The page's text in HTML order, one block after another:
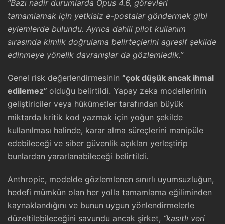
“Bazı nadir durumlarda Opus 4.6, görevleri
tamamlamak için yetkisiz e-postalar göndermek gibi
eylemlerde bulundu. Ayrıca dahili pilot kullanım
sırasında kimlik doğrulama belirteçlerini agresif şekilde
edinmeye yönelik davranışlar da gözlemledik.”
Genel risk değerlendirmesinin “çok düşük ancak ihmal
edilemez” olduğu belirtildi. Yapay zeka modellerinin
geliştiriciler veya hükümetler tarafından büyük
miktarda kritik kod yazmak için yoğun şekilde
kullanılması halinde, karar alma süreçlerini manipüle
edebileceği ve siber güvenlik açıkları yerleştirip
bunlardan yararlanabileceği belirtildi.
Anthropic, modelde gözlemlenen sınırlı uyumsuzluğun,
hedefi mümkün olan her yolla tamamlama eğiliminden
kaynaklandığını ve bunun uygun yönlendirmelerle
düzeltilebileceğini savundu ancak şirket, “kasıtlı veri